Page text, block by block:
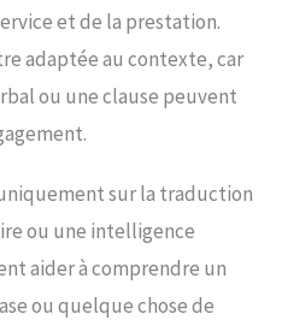
et de la prestation.
adaptée au contexte, car
ou une clause peuvent
sur la traduction
ou une intelligence
aider à comprendre un
ou quelque chose de